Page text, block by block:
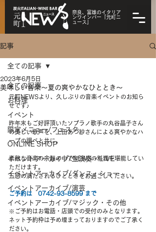
奈良、富雄のイタリア
ンワインバー「元町ニ
ュース」
記事
全ての記事
お料理
イベント
限定メニュー/フェスタ
ONLINE SHOP
イベントアーカイブ/生演奏・LIVE
イベントアーカイブ/ダンス・ショー
イベントアーカイブ/演芸
イベントアーカイブ/マジック・その他
全ての記事
美味しい音楽～夏の爽やかなひととき～
2023年6月5日
元町NEWSより、久しぶりの音楽イベントのお知ら
せです♪
昨年末もご好評頂いたソプラノ歌手の丸谷晶子さん
の美しい歌声を、上田あづ紗さんによる爽やかなハ
ープの調べと共に。
素敵な音楽の余韻の中でNEWSの料理を堪能してい
ただけます。
五感の満たされるひとときをお過ごしください。
ご予約は　0742-93-8599 まで
※ご予約はお電話・店頭での受付のみとなります。
ネット予約枠は予め埋まっておりますのでご了承く
ださい。